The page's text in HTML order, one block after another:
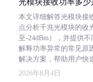
光模块接收功率多少
本文详细解答光模块接
点分析千兆光模块的收
至-24dBm），并提供
解释功率异常的常见原
解决方案，帮助用户快
2026年8月4日